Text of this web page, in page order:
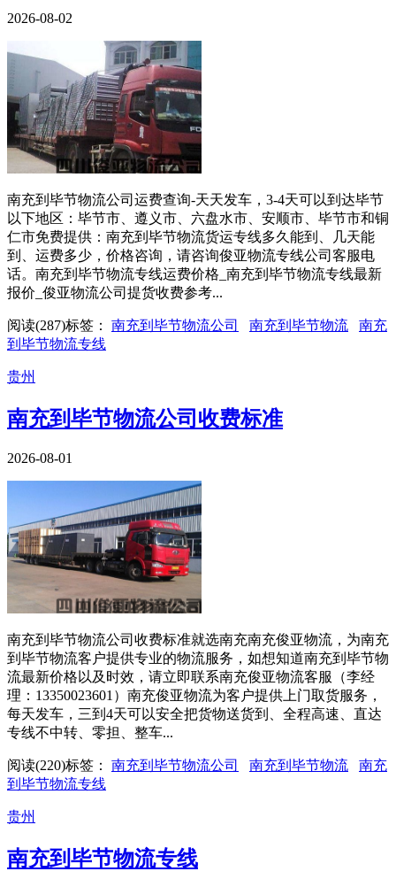
2026-08-02
南充到毕节物流公司运费查询-天天发车，3-4天可以到达毕节
以下地区：毕节市、遵义市、六盘水市、安顺市、毕节市和铜
仁市免费提供：南充到毕节物流货运专线多久能到、几天能
到、运费多少，价格咨询，请咨询俊亚物流专线公司客服电
话。南充到毕节物流专线运费价格_南充到毕节物流专线最新
报价_俊亚物流公司提货收费参考...
阅读(287)标签： 南充到毕节物流公司 南充到毕节物流
南充
到毕节物流专线
贵州
南充到毕节物流公司收费标准
2026-08-01
南充到毕节物流公司收费标准就选南充南充俊亚物流，为南充
到毕节物流客户提供专业的物流服务，如想知道南充到毕节物
流最新价格以及时效，请立即联系南充俊亚物流客服（李经
理：13350023601）南充俊亚物流为客户提供上门取货服务，
每天发车，三到4天可以安全把货物送货到、全程高速、直达
专线不中转、零担、整车...
阅读(220)标签： 南充到毕节物流公司 南充到毕节物流
南充
到毕节物流专线
贵州
南充到毕节物流专线